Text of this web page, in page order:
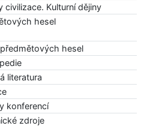
civilizace. Kulturní dějiny
hesel
hesel
literatura
konferencí
zdroje